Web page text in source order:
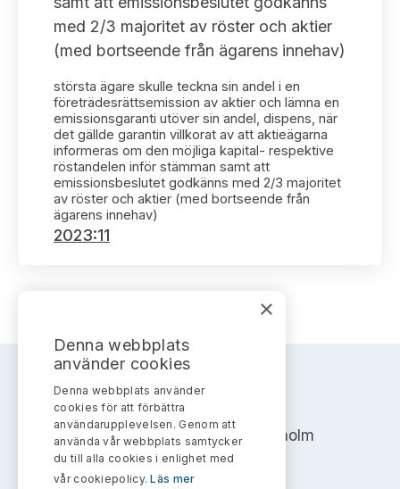
Stadgar
Ledamöter
Huvudmän
Verksamhetsberättelser
Publikationer och anföranden
Samtliga uttalanden sorterade årsvis
Sök uttalanden
Avgifter
Prenumerera
Prenumerera
Bildarkiv
KONTAKT
Kontakt angående ansökningar och uttalanden
Kontakt administrativa ärenden
med 2/3 majoritet av röster och aktier
(med bortseende från ägarens innehav)
största ägare skulle teckna sin andel i en
företrädesrättsemission av aktier och lämna en
emissionsgaranti utöver sin andel, dispens, när
det gällde garantin villkorat av att aktieägarna
informeras om den möjliga kapital- respektive
röstandelen inför stämman samt att
emissionsbeslutet godkänns med 2/3 majoritet
av röster och aktier (med bortseende från
ägarens innehav)
2023:11
AKTIEMARKNADSNÄMNDEN
Address: Box 7354, 103 90 Stockholm
info@aktiemarknadsnamnden.se
×
Denna webbplats
använder cookies
Denna webbplats använder
cookies för att förbättra
användarupplevelsen. Genom att
använda vår webbplats samtycker
du till alla cookies i enlighet med
vår cookiepolicy.Läs mer